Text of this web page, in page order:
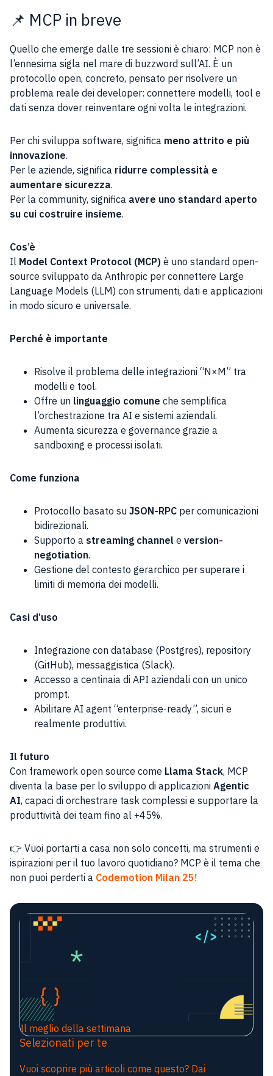
📌 MCP in breve
Quello che emerge dalle tre sessioni è chiaro: MCP non è
l’ennesima sigla nel mare di buzzword sull’AI. È un
protocollo open, concreto, pensato per risolvere un
problema reale dei developer: connettere modelli, tool e
dati senza dover reinventare ogni volta le integrazioni.
Per chi sviluppa software, significa meno attrito e più
innovazione.
Per le aziende, significa ridurre complessità e
aumentare sicurezza.
Per la community, significa avere uno standard aperto
su cui costruire insieme.
Cos’è
Il Model Context Protocol (MCP) è uno standard open-
source sviluppato da Anthropic per connettere Large
Language Models (LLM) con strumenti, dati e applicazioni
in modo sicuro e universale.
Perché è importante
Risolve il problema delle integrazioni “N×M” tra
modelli e tool.
Offre un linguaggio comune che semplifica
l’orchestrazione tra AI e sistemi aziendali.
Aumenta sicurezza e governance grazie a
sandboxing e processi isolati.
Come funziona
Protocollo basato su JSON-RPC per comunicazioni
bidirezionali.
Supporto a streaming channel e version-
negotiation.
Gestione del contesto gerarchico per superare i
limiti di memoria dei modelli.
Casi d’uso
Integrazione con database (Postgres), repository
(GitHub), messaggistica (Slack).
Accesso a centinaia di API aziendali con un unico
prompt.
Abilitare AI agent “enterprise-ready”, sicuri e
realmente produttivi.
Il futuro
Con framework open source come Llama Stack, MCP
diventa la base per lo sviluppo di applicazioni Agentic
AI, capaci di orchestrare task complessi e supportare la
produttività dei team fino al +45%.
👉 Vuoi portarti a casa non solo concetti, ma strumenti e
ispirazioni per il tuo lavoro quotidiano? MCP è il tema che
non puoi perderti a Codemotion Milan 25!
Il meglio della settimana
Selezionati per te
Vuoi scoprire più articoli come questo? Dai